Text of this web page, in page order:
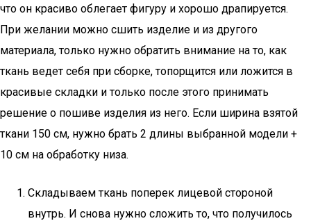
что он красиво облегает фигуру и хорошо драпируется.
При желании можно сшить изделие и из другого
материала, только нужно обратить внимание на то, как
ткань ведет себя при сборке, топорщится или ложится в
красивые складки и только после этого принимать
решение о пошиве изделия из него. Если ширина взятой
ткани 150 см, нужно брать 2 длины выбранной модели +
10 см на обработку низа.
Складываем ткань поперек лицевой стороной
внутрь. И снова нужно сложить то, что получилось